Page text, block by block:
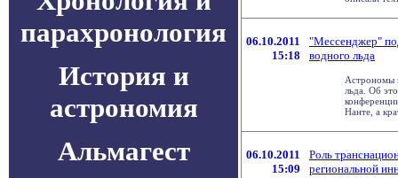
парахронология
История и
астрономия
Альмагест
06.10.2011
15:18
"Мессенджер"
водного льда
Астрономы
льда. Об
Нанте, а
06.10.2011
15:09
Роль
региональной